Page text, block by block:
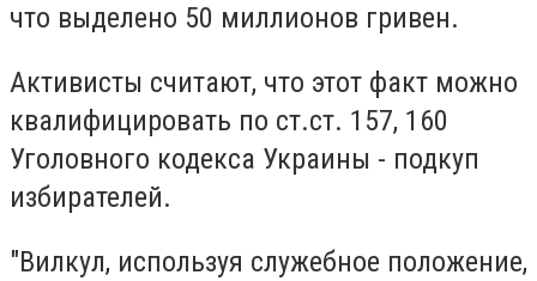
что выделено 50 миллионов гривен.
Активисты считают, что этот факт можно
квалифицировать по ст.ст. 157, 160
Уголовного кодекса Украины - подкуп
избирателей.
"Вилкул, используя служебное положение,